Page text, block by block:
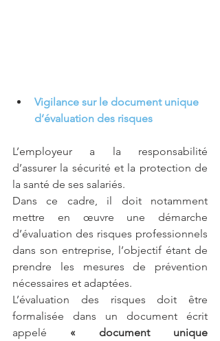
Vigilance sur le document unique
d’évaluation des risques
L’employeur a la responsabilité
d’assurer la sécurité et la protection de
la santé de ses salariés.
Dans ce cadre, il doit notamment
mettre en œuvre une démarche
d’évaluation des risques professionnels
dans son entreprise, l’objectif étant de
prendre les mesures de prévention
nécessaires et adaptées.
L’évaluation des risques doit être
formalisée dans un document écrit
appelé « document unique